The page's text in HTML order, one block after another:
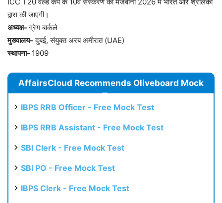
द्वारा की जाएगी।
अध्यक्ष- ग्रेग बार्कले
मुख्यालय- दुबई, संयुक्त अरब अमीरात (UAE)
स्थापना- 1909
AffairsCloud Recommends Oliveboard Mock
Test
IBPS RRB Officer - Free Mock Test
IBPS RRB Assistant - Free Mock Test
SBI Clerk - Free Mock Test
SBI PO - Free Mock Test
IBPS Clerk - Free Mock Test